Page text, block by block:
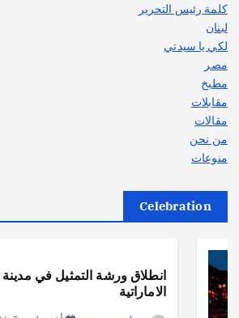
كلمة رئيس التحرير
لبنان
لكي يا سيدتي
مصر
مطبخ
مقابلات
مقالات
من نحن
منوعات
Celebration
انطلاق ورشة التمثيل في مدينة
الاماراتية